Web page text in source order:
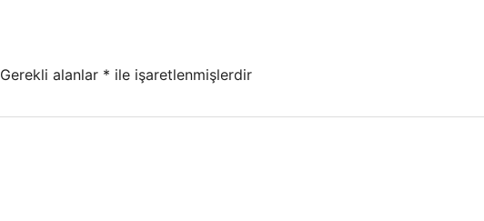
Gerekli alanlar * ile işaretlenmişlerdir